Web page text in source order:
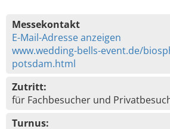
Messekontakt
E-Mail-Adresse anzeigen
www.wedding-bells-event.de/
potsdam.html
Zutritt:
für Fachbesucher und
Turnus: